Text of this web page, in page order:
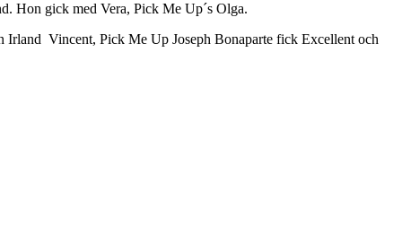
Hon gick med Vera, Pick Me Up´s Olga.
Irland Vincent, Pick Me Up Joseph Bonaparte fick Excellent och